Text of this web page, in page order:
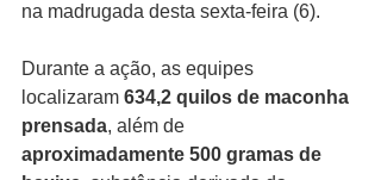
na madrugada desta sexta-feira (6).
Durante a ação, as equipes
localizaram 634,2 quilos de maconha
prensada, além de
aproximadamente 500 gramas de